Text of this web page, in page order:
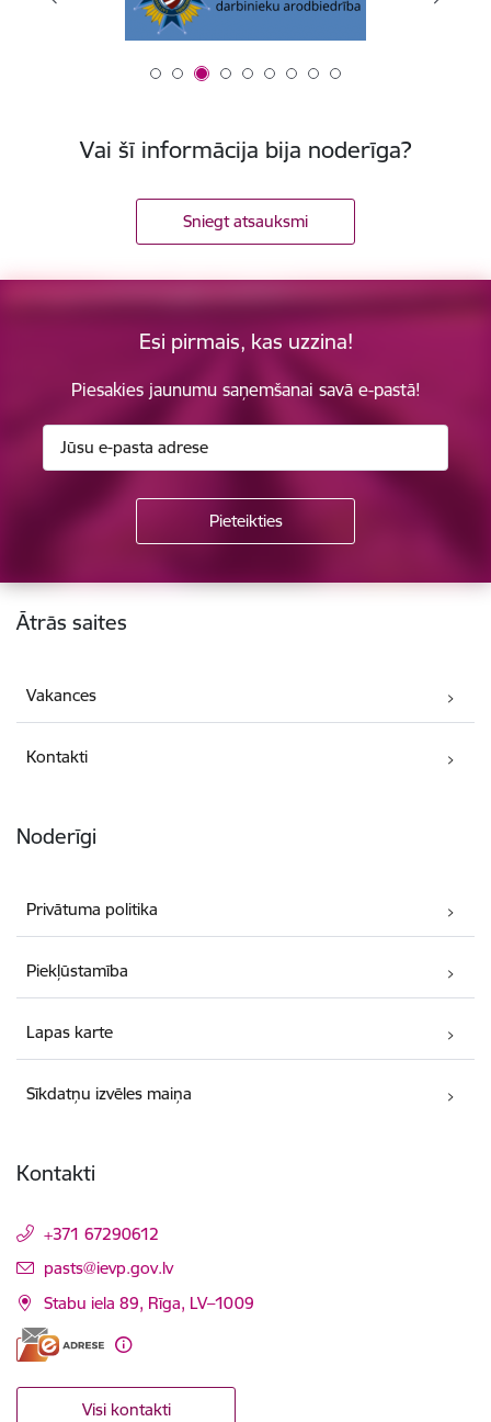
Vai šī informācija bija noderīga?
Sniegt atsauksmi
Esi pirmais, kas uzzina!
Piesakies jaunumu saņemšanai savā e-pastā!
Kājene
Ātrās saites
Vakances
Kontakti
Noderīgi
Privātuma politika
Piekļūstamība
Lapas karte
Sīkdatņu izvēles maiņa
Kontakti
+371 67290612
E-pasts:
pasts@ievp.gov.lv
Stabu iela 89, Rīga, LV–1009
Visi kontakti